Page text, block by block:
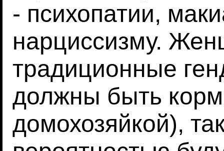
- психопатии,
нарциссизму.
традиционные
должны быть
домохозяйкой),